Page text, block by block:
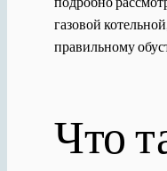
газовой
правильному
Что